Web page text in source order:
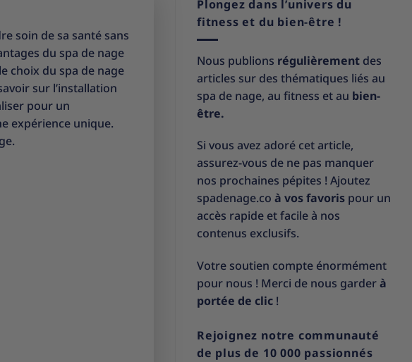
soin de sa santé sans
du spa de nage
choix du spa de nage
sur l’installation
pour un
expérience unique.
Plongez dans l’univers du
fitness et du bien-être !
Nous publions régulièrement des
articles sur des thématiques liés au
spa de nage, au fitness et au bien-
être.
Si vous avez adoré cet article,
assurez-vous de ne pas manquer
nos prochaines pépites ! Ajoutez
spadenage.co à vos favoris pour un
accès rapide et facile à nos
contenus exclusifs.
Votre soutien compte énormément
pour nous ! Merci de nous garderà
portée de clic !
Rejoignez notre communauté
de plus de 10 000 passionnés